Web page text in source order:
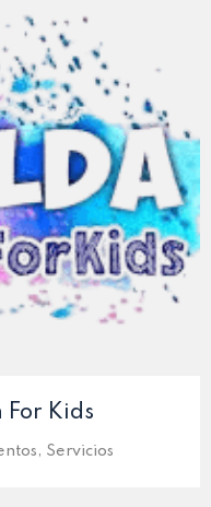
For Kids
Servicios